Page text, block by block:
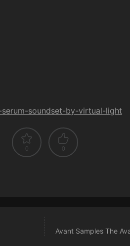
soundset-by-virtual-light
0 0
Avant Samples The